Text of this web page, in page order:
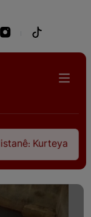
pêşveçûna